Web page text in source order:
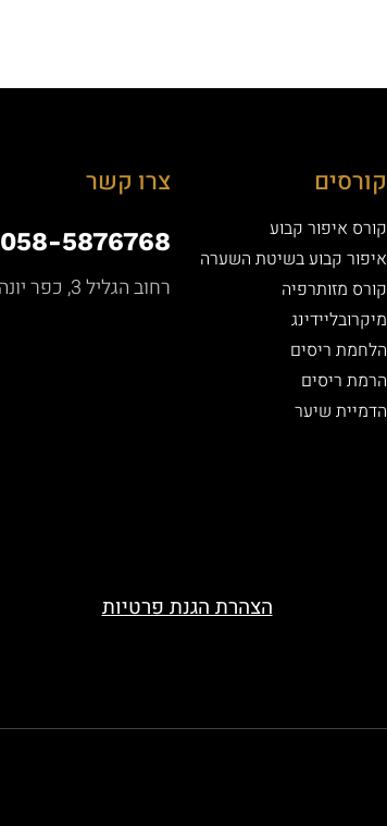
קורסים
קורס איפור קבוע
איפור קבוע בשיטת השערה
קורס מזותרפיה
מיקרובליידינג
הלחמת ריסים
הרמת ריסים
הדמיית שיער
צרו קשר
058-5876768
רחוב הגליל 3, כפר יונה
הצהרת הגנת פרטיות